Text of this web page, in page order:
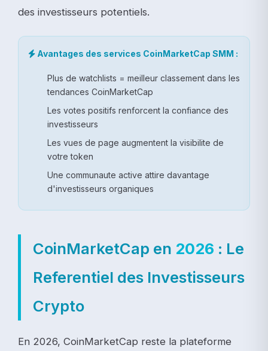
des investisseurs potentiels.
Avantages des services CoinMarketCap SMM :
Plus de watchlists = meilleur classement dans les
tendances CoinMarketCap
Les votes positifs renforcent la confiance des
investisseurs
Les vues de page augmentent la visibilite de
votre token
Une communaute active attire davantage
d'investisseurs organiques
CoinMarketCap en 2026 : Le
Referentiel des Investisseurs
Crypto
En 2026, CoinMarketCap reste la plateforme